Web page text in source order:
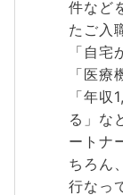
件など
たご入
「自
「医
「年
る」な
ートナ
ちろん
行なっ